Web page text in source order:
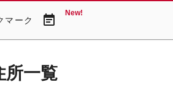
マーク event_note New!
所一覧